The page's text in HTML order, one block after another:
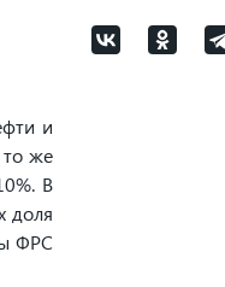
и
то же
В
доля
ФРС